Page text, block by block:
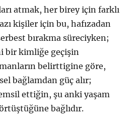
atmak, her birey için farklı
kişiler için bu, hafızadan
bırakma süreciyken;
bir kimliğe geçişin
belirttigine göre,
bağlamdan güç alır;
ettiğin, şu anki yaşam
bağlıdır.